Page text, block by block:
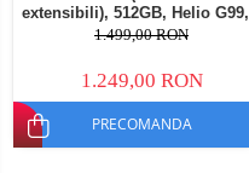
extensibili), 512GB, Helio G99,
10800mAh, 33W, Android 14,
1.499,00 RON
1.249,00 RON
PRECOMANDA